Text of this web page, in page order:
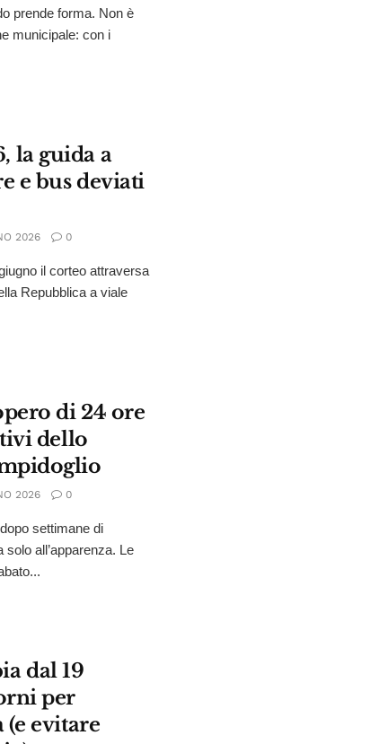
prende forma. Non è
municipale: con i
la guida a
e bus deviati
2026 0
il corteo attraversa
Repubblica a viale
di 24 ore
dello
2026 0
settimane di
all’apparenza. Le
dal 19
per
evitare